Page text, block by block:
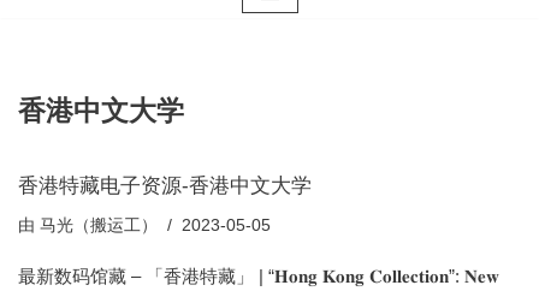
香港中文大学
香港特藏电子资源-香港中文大学
由 马光（搬运工） 2023-05-05
最新数码馆藏 – 「香港特藏」 | “𝐇𝐨𝐧𝐠 𝐊𝐨𝐧𝐠 𝐂𝐨𝐥𝐥𝐞𝐜𝐭𝐢𝐨𝐧”: 𝐍𝐞𝐰